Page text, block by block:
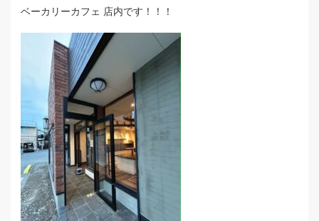
ベーカリーカフェ 店内です！！！